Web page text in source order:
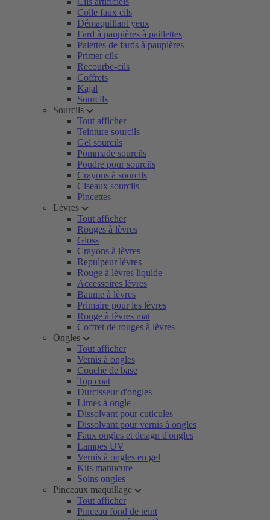
Colle faux cils
Démaquillant yeux
Fard à paupières à paillettes
Palettes de fards à paupières
Primer cils
Recourbe-cils
Coffrets
Kajal
Sourcils
Sourcils
Tout afficher
Teinture sourcils
Gel sourcils
Pommade sourcils
Poudre pour sourcils
Crayons à sourcils
Ciseaux sourcils
Pincettes
Lèvres
Tout afficher
Rouges à lèvres
Gloss
Crayons à lèvres
Repulpeur lèvres
Rouge à lèvres liquide
Accessoires lèvres
Baume à lèvres
Primaire pour les lèvres
Rouge à lèvres mat
Coffret de rouges à lèvres
Ongles
Tout afficher
Vernis à ongles
Couche de base
Top coat
Durcisseur d'ongles
Limes à ongle
Dissolvant pour cuticules
Dissolvant pour vernis à ongles
Faux ongles et design d'ongles
Lampes UV
Vernis à ongles en gel
Kits manucure
Soins ongles
Pinceaux maquillage
Tout afficher
Pinceau fond de teint